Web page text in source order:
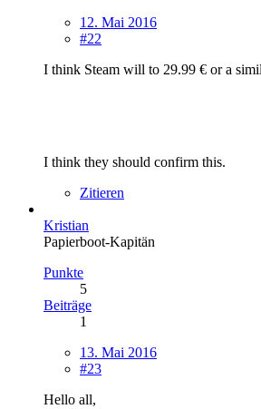
12. Mai 2016
#22
I think Steam will to 29.99 € or a
I think they should confirm this.
Zitieren
Kristian
Papierboot-Kapitän
Punkte
5
Beiträge
1
13. Mai 2016
#23
Hello all,